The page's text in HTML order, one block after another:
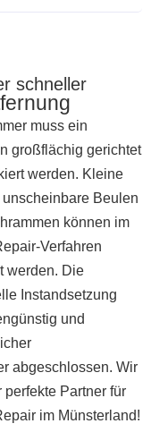
schneller
muss ein
großflächig gerichtet
werden. Kleine
unscheinbare Beulen
können im
Verfahren
werden. Die
Instandsetzung
und
abgeschlossen. Wir
perfekte Partner für
im Münsterland!